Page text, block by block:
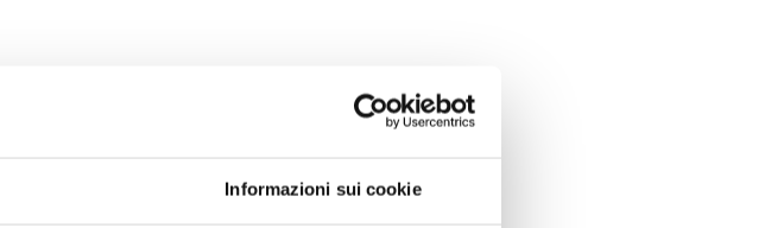
Informazioni sui cookie